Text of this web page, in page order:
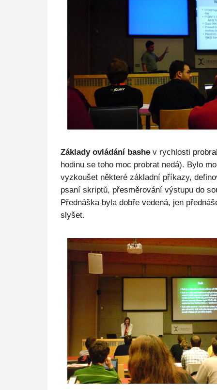
Základy ovládání bashe v rychlosti
hodinu se toho moc probrat nedá). Bylo
vyzkoušet některé základní příkazy,
psaní skriptů, přesměrování výstupu do
Přednáška byla dobře vedená, jen
slyšet.